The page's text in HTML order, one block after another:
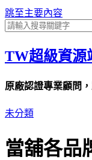
跳至主要內容
TW超級資源
原廠認證專業顧問
未分類
當舖各品